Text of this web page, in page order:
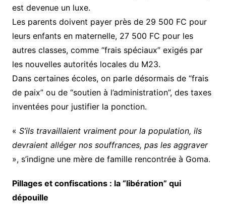
est devenue un luxe.
Les parents doivent payer près de 29 500 FC pour
leurs enfants en maternelle, 27 500 FC pour les
autres classes, comme “frais spéciaux” exigés par
les nouvelles autorités locales du M23.
Dans certaines écoles, on parle désormais de “frais
de paix” ou de “soutien à l’administration”, des taxes
inventées pour justifier la ponction.
« S’ils travaillaient vraiment pour la population, ils
devraient alléger nos souffrances, pas les aggraver
», s’indigne une mère de famille rencontrée à Goma.
Pillages et confiscations : la “libération” qui
dépouille